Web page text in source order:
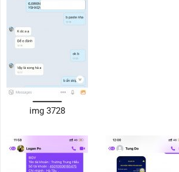
img 3728